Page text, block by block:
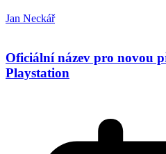
Jan Neckář
Oficiální název pro novou
Playstation